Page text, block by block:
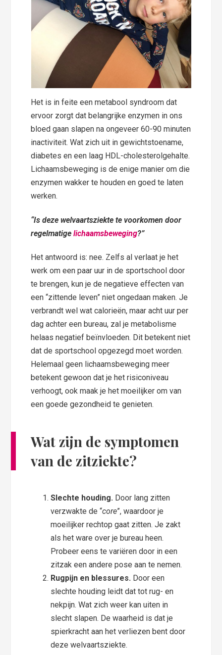
Het is in feite een metabool syndroom dat
ervoor zorgt dat belangrijke enzymen in ons
bloed gaan slapen na ongeveer 60-90 minuten
inactiviteit. Wat zich uit in gewichtstoename,
diabetes en een laag HDL-cholesterolgehalte.
Lichaamsbeweging is de enige manier om die
enzymen wakker te houden en goed te laten
werken.
“Is deze welvaartsziekte te voorkomen door
regelmatigelichaamsbeweging?”
Het antwoord is: nee. Zelfs al verlaat je het
werk om een paar uur in de sportschool door
te brengen, kun je de negatieve effecten van
een “zittende leven” niet ongedaan maken. Je
verbrandt wel wat calorieën, maar acht uur per
dag achter een bureau, zal je metabolisme
helaas negatief beïnvloeden. Dit betekent niet
dat de sportschool opgezegd moet worden.
Helemaal geen lichaamsbeweging meer
betekent gewoon dat je het risiconiveau
verhoogt, ook maak je het moeilijker om van
een goede gezondheid te genieten.
Wat zijn de symptomen
van de zitziekte?
Slechte houding. Door lang zitten
verzwakte de “core”, waardoor je
moeilijker rechtop gaat zitten. Je zakt
als het ware over je bureau heen.
Probeer eens te variëren door in een
zitzak een andere pose aan te nemen.
Rugpijn en blessures. Door een
slechte houding leidt dat tot rug- en
nekpijn. Wat zich weer kan uiten in
slecht slapen. De waarheid is dat je
spierkracht aan het verliezen bent door
deze welvaartsziekte.